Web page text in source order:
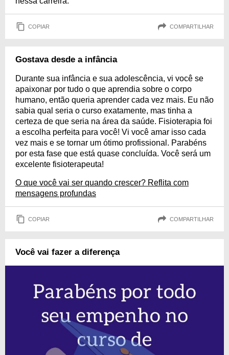
COPIAR COMPARTILHAR
Gostava desde a infância
Durante sua infância e sua adolescência, vi você se
apaixonar por tudo o que aprendia sobre o corpo
humano, então queria aprender cada vez mais. Eu não
sabia qual seria o curso exatamente, mas tinha a
certeza de que seria na área da saúde. Fisioterapia foi
a escolha perfeita para você! Vi você amar isso cada
vez mais e se tornar um ótimo profissional. Parabéns
por esta fase que está quase concluída. Você será um
excelente fisioterapeuta!
O que você vai ser quando crescer? Reflita com
mensagens profundas
COPIAR COMPARTILHAR
Você vai fazer a diferença